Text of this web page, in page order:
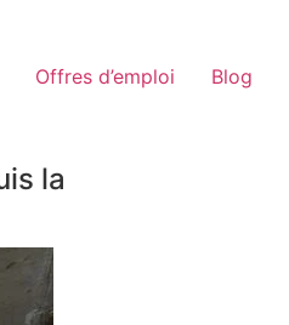
Offres d’emploi Blog
la